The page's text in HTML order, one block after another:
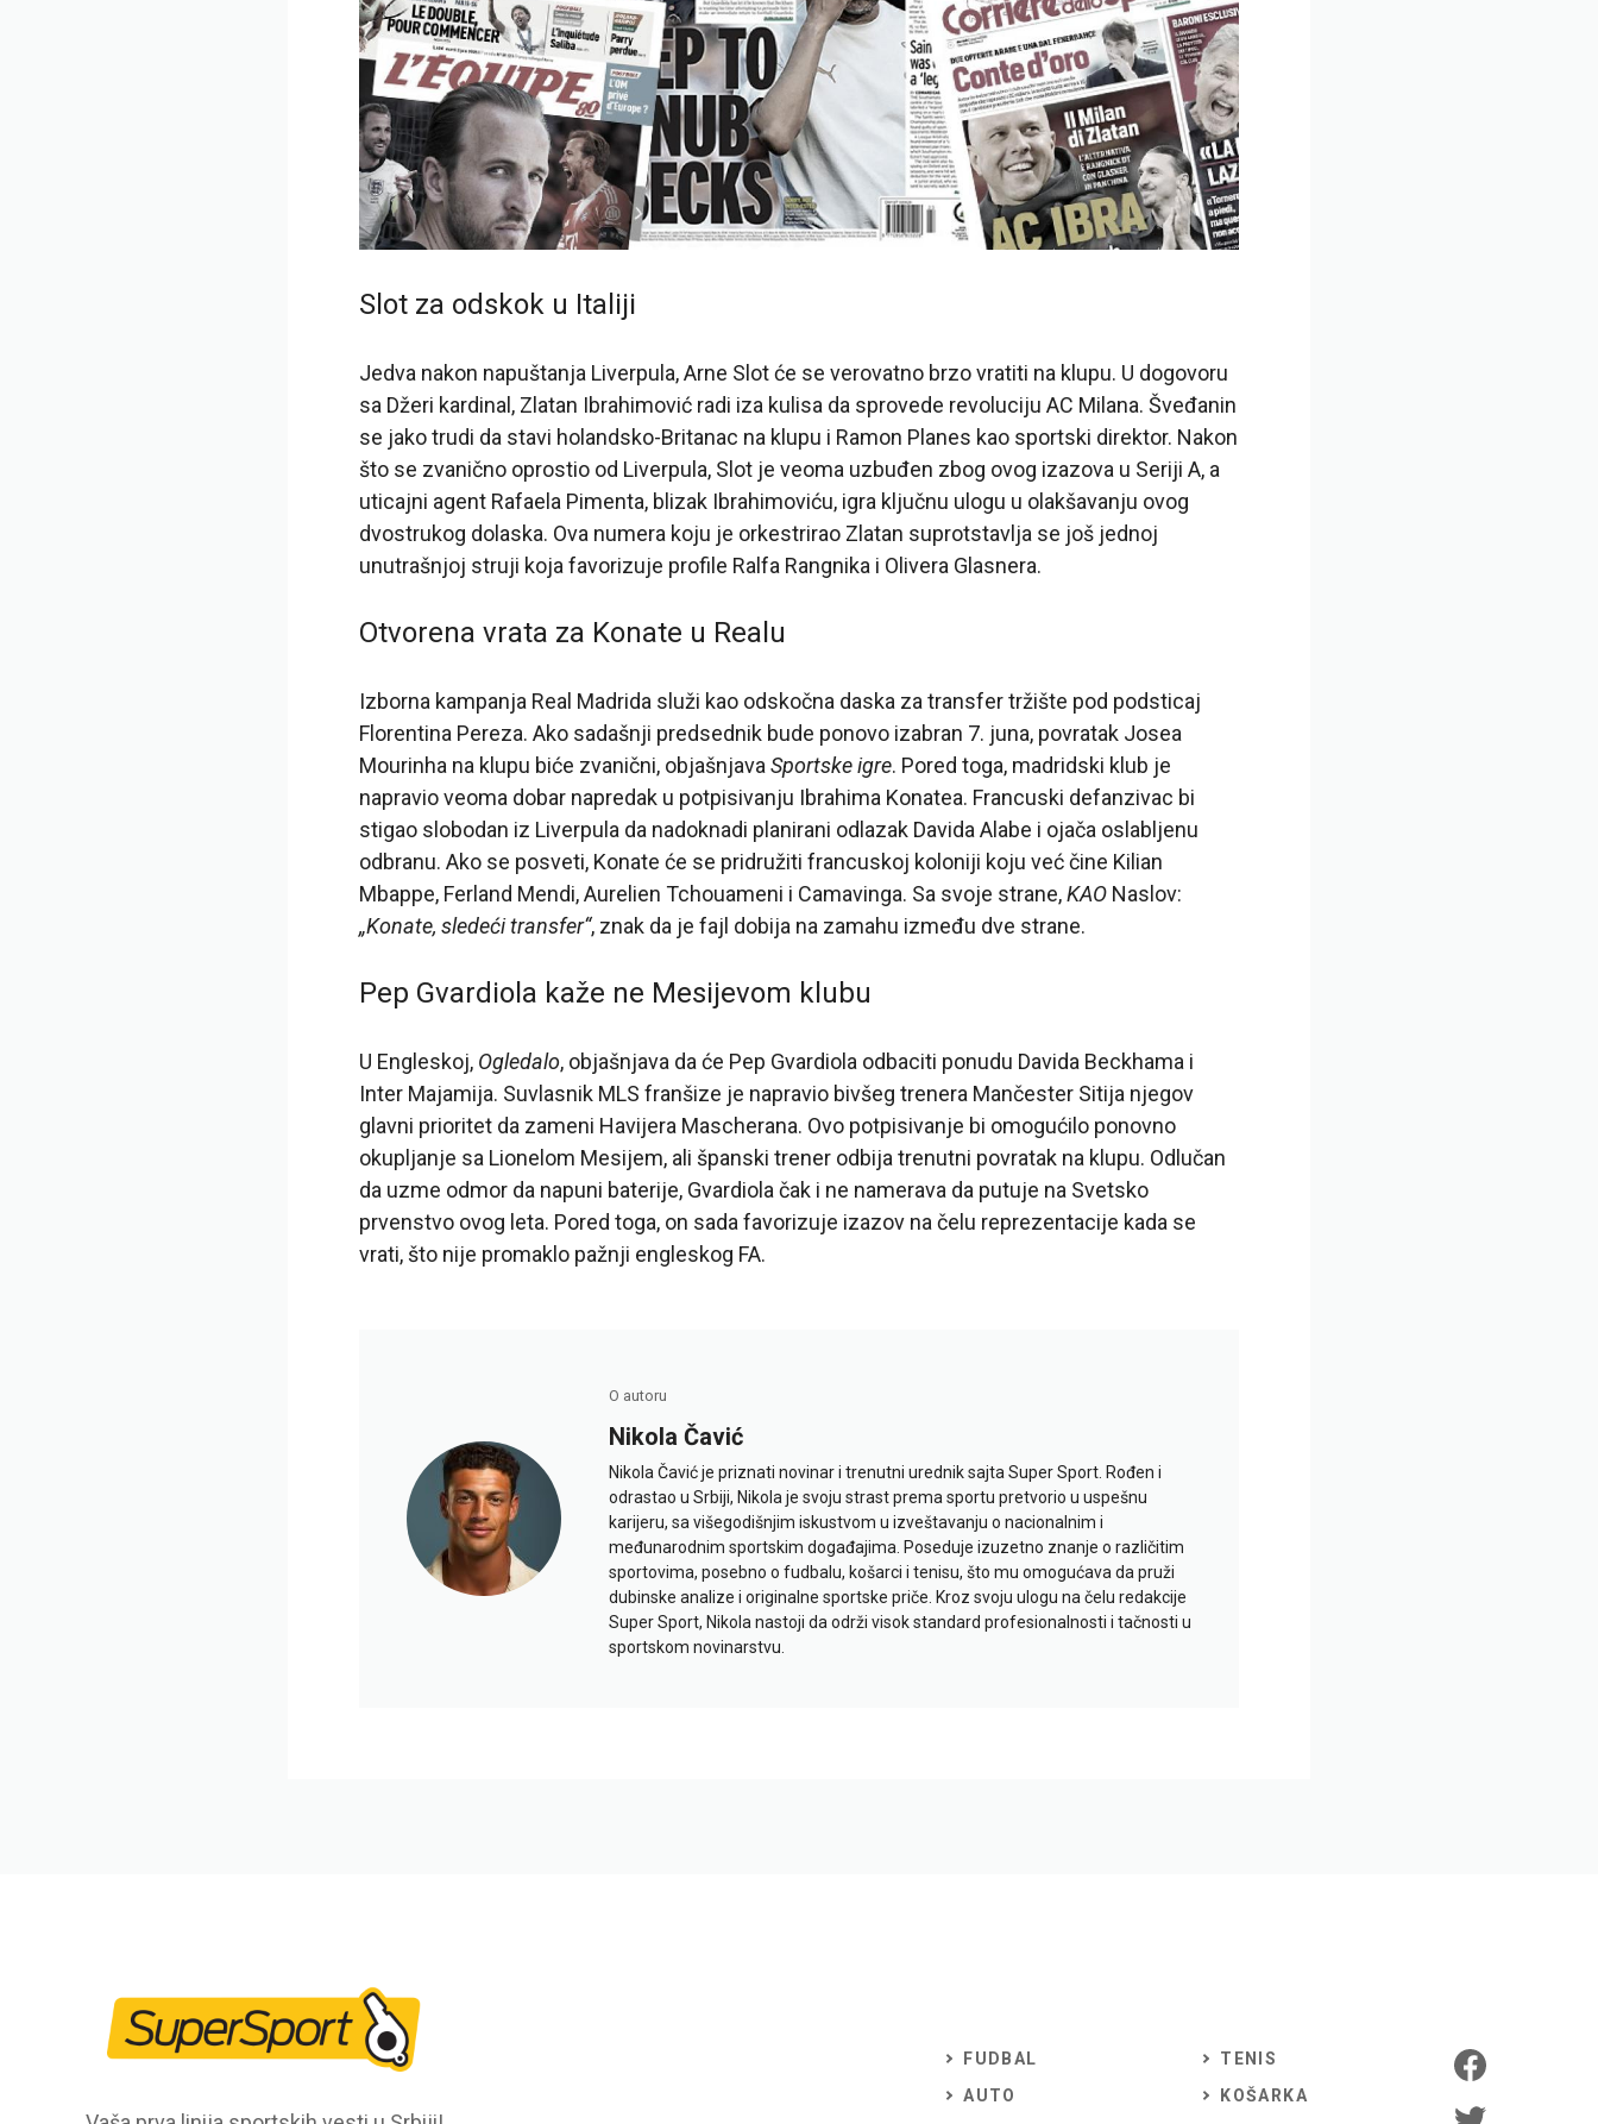
Slot za odskok u Italiji
Jedva nakon napuštanja Liverpula, Arne Slot će se verovatno brzo vratiti na klupu. U dogovoru
sa Džeri kardinal, Zlatan Ibrahimović radi iza kulisa da sprovede revoluciju AC Milana. Šveđanin
se jako trudi da stavi holandsko-Britanac na klupu i Ramon Planes kao sportski direktor. Nakon
što se zvanično oprostio od Liverpula, Slot je veoma uzbuđen zbog ovog izazova u Seriji A, a
uticajni agent Rafaela Pimenta, blizak Ibrahimoviću, igra ključnu ulogu u olakšavanju ovog
dvostrukog dolaska. Ova numera koju je orkestrirao Zlatan suprotstavlja se još jednoj
unutrašnjoj struji koja favorizuje profile Ralfa Rangnika i Olivera Glasnera.
Otvorena vrata za Konate u Realu
Izborna kampanja Real Madrida služi kao odskočna daska za transfer tržište pod podsticaj
Florentina Pereza. Ako sadašnji predsednik bude ponovo izabran 7. juna, povratak Josea
Mourinha na klupu biće zvanični, objašnjava Sportske igre. Pored toga, madridski klub je
napravio veoma dobar napredak u potpisivanju Ibrahima Konatea. Francuski defanzivac bi
stigao slobodan iz Liverpula da nadoknadi planirani odlazak Davida Alabe i ojača oslabljenu
odbranu. Ako se posveti, Konate će se pridružiti francuskoj koloniji koju već čine Kilian
Mbappe, Ferland Mendi, Aurelien Tchouameni i Camavinga. Sa svoje strane,KAO Naslov:
„Konate, sledeći transfer“, znak da je fajl dobija na zamahu između dve strane.
Pep Gvardiola kaže ne Mesijevom klubu
U Engleskoj, Ogledalo, objašnjava da će Pep Gvardiola odbaciti ponudu Davida Beckhama i
Inter Majamija. Suvlasnik MLS franšize je napravio bivšeg trenera Mančester Sitija njegov
glavni prioritet da zameni Havijera Mascherana. Ovo potpisivanje bi omogućilo ponovno
okupljanje sa Lionelom Mesijem, ali španski trener odbija trenutni povratak na klupu. Odlučan
da uzme odmor da napuni baterije, Gvardiola čak i ne namerava da putuje na Svetsko
prvenstvo ovog leta. Pored toga, on sada favorizuje izazov na čelu reprezentacije kada se
vrati, što nije promaklo pažnji engleskog FA.
O autoru
Nikola Čavić
Nikola Čavić je priznati novinar i trenutni urednik sajta Super Sport. Rođen i
odrastao u Srbiji, Nikola je svoju strast prema sportu pretvorio u uspešnu
karijeru, sa višegodišnjim iskustvom u izveštavanju o nacionalnim i
međunarodnim sportskim događajima. Poseduje izuzetno znanje o različitim
sportovima, posebno o fudbalu, košarci i tenisu, što mu omogućava da pruži
dubinske analize i originalne sportske priče. Kroz svoju ulogu na čelu redakcije
Super Sport, Nikola nastoji da održi visok standard profesionalnosti i tačnosti u
sportskom novinarstvu.
FUDBAL
AUTO
TENIS
KOŠARKA